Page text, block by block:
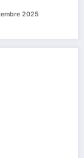
2025